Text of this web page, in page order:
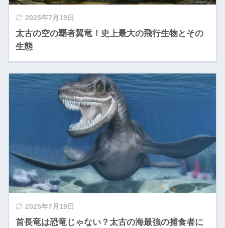
2025年7月19日
太古の空の覇者翼竜！史上最大の飛行生物とその
生態
2025年7月19日
首長竜は恐竜じゃない？太古の海最強の捕食者に